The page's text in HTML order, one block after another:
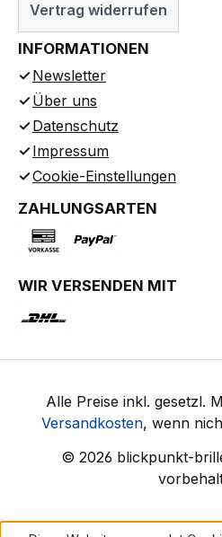
Vertrag widerrufen
INFORMATIONEN
Newsletter
Über uns
Datenschutz
Impressum
Cookie-Einstellungen
ZAHLUNGSARTEN
WIR VERSENDEN MIT
Alle Preise inkl. gesetzl.
Versandkosten, wenn
© 2026 blickpunkt-